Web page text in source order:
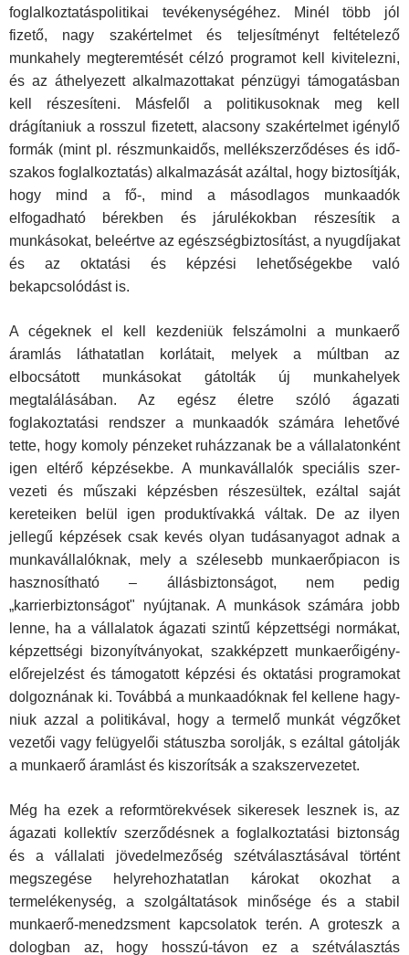
foglalkoztatáspolitikai tevékeny­ségéhez. Minél több jól
fizető, nagy szakértelmet és teljesít­ményt feltételező
munkahely megteremtését célzó programot kell kivitelezni,
és az áthelyezett alkalmazottakat pénzügyi tá­mogatásban
kell részesíteni. Másfelől a politikusoknak meg kell
drágítaniuk a rosszul fizetett, alacsony szakértelmet igény­lő
formák (mint pl. részmunkaidős, mellékszerződéses és idő­
szakos foglalkoztatás) alkalmazását azáltal, hogy biztosítják,
hogy mind a fő-, mind a másodlagos munkaadók
elfogadható bérekben és járulékokban részesítik a
munkásokat, beleértve az egészségbiztosítást, a nyugdíjakat
és az oktatási és kép­zési lehetőségekbe való
bekapcsolódást is.
A cégeknek el kell kezdeniük felszámolni a munkaerő
áramlás láthatatlan korlátait, melyek a múltban az
elbocsátott munkáso­kat gátolták új munkahelyek
megtalálásában. Az egész életre szóló ágazati
foglakoztatási rendszer a munkaadók számára le­hetővé
tette, hogy komoly pénzeket ruházzanak be a vállala­tonként
igen eltérő képzésekbe. A munkavállalók speciális szer­
vezeti és műszaki képzésben részesültek, ezáltal saját
kerete­iken belül igen produktívakká váltak. De az ilyen
jellegű képzé­sek csak kevés olyan tudásanyagot adnak a
munkavállalóknak, mely a szélesebb munkaerőpiacon is
hasznosítható – állásbiz­tonságot, nem pedig
„karrierbiztonságot" nyújtanak. A munkások számára jobb
lenne, ha a vállalatok ágazati szintű képzettségi normákat,
képzettségi bizonyítványokat, szakképzett munkaerő­igény-
előrejelzést és támogatott képzési és oktatási programo­kat
dolgoznának ki. Továbbá a munkaadóknak fel kellene hagy­
niuk azzal a politikával, hogy a termelő munkát végzőket
vezetői vagy felügyelői státuszba sorolják, s ezáltal gátolják
a munka­erő áramlást és kiszorítsák a szakszervezetet.
Még ha ezek a reformtörekvések sikeresek lesznek is, az
ágazati kollektív szerződésnek a foglalkoztatási biztonság
és a vállalati jövedelmezőség szétválasztásával történt
megszegése helyrehozhatatlan károkat okozhat a
termelékenység, a szolgál­tatások minősége és a stabil
munkaerő-menedzsment kap­csolatok terén. A groteszk a
dologban az, hogy hosszú-távon ez a szétválasztás